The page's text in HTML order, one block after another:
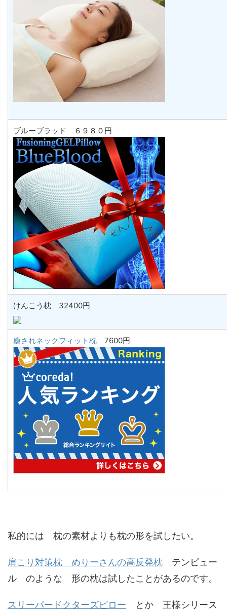
ブルーブラッド ６９８０円
けんこう枕 32400円
癒されネックフィット枕 7600円
私的には 枕の素材よりも枕の形を試したい。
肩こり対策枕 めりーさんの高反発枕 テンピュー
ル のような 形の枕は試したことがあるのです。
スリーパードクターズピロー とか 王様シリース